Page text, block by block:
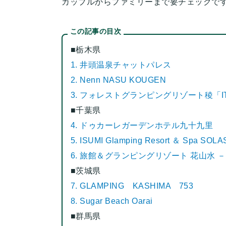
この記事の目次
■栃木県
1. 井頭温泉チャットパレス
2. Nenn NASU KOUGEN
3. フォレストグランピングリゾート稜「
■千葉県
4. ドゥカーレガーデンホテル九十九里
5. ISUMI Glamping Resort ＆ Spa
6. 旅館＆グランピングリゾート 花山水
■茨城県
7. GLAMPING KASHIMA 753
8. Sugar Beach Oarai
■群馬県